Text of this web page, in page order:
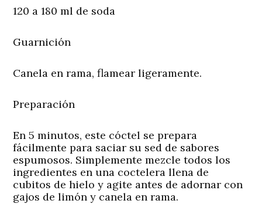
120 a 180 ml de soda
Guarnición
Canela en rama, flamear ligeramente.
Preparación
En 5 minutos, este cóctel se prepara
fácilmente para saciar su sed de sabores
espumosos. Simplemente mezcle todos los
ingredientes en una coctelera llena de
cubitos de hielo y agite antes de adornar con
gajos de limón y canela en rama.